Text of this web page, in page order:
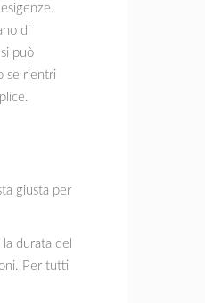
di
può
se rientri
giusta per
durata del
Per tutti